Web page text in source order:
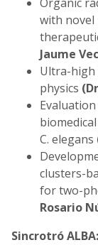
Organic
with novel
Jaume
Ultra-high
physics
C. elegans
clusters-
for two-
Rosario
Sincrotró ALBA: